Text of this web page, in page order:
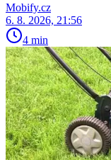
Mobify.cz
6. 8. 2026, 21:56
4 min